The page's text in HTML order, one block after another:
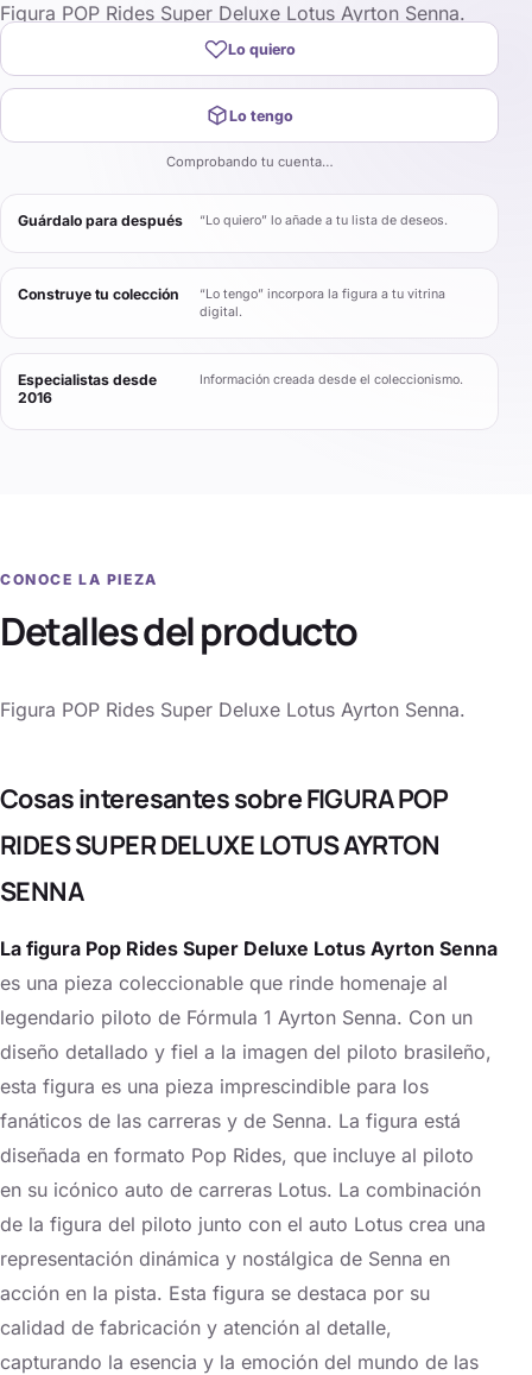
Figura POP Rides Super Deluxe Lotus Ayrton Senna.
Lo quiero
Lo tengo
Comprobando tu cuenta…
Guárdalo para después “Lo quiero” lo añade a tu lista de deseos.
Construye tu colección
“Lo tengo” incorpora la figura a tu vitrina
digital.
Especialistas desde
2016
Información creada desde el coleccionismo.
CONOCE LA PIEZA
Detalles del producto
Figura POP Rides Super Deluxe Lotus Ayrton Senna.
Cosas interesantes sobre FIGURA POP
RIDES SUPER DELUXE LOTUS AYRTON
SENNA
La figura Pop Rides Super Deluxe Lotus Ayrton Senna
es una pieza coleccionable que rinde homenaje al
legendario piloto de Fórmula 1 Ayrton Senna. Con un
diseño detallado y fiel a la imagen del piloto brasileño,
esta figura es una pieza imprescindible para los
fanáticos de las carreras y de Senna. La figura está
diseñada en formato Pop Rides, que incluye al piloto
en su icónico auto de carreras Lotus. La combinación
de la figura del piloto junto con el auto Lotus crea una
representación dinámica y nostálgica de Senna en
acción en la pista. Esta figura se destaca por su
calidad de fabricación y atención al detalle,
capturando la esencia y la emoción del mundo de las